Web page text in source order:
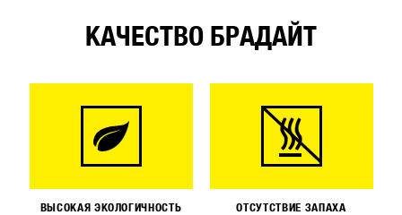
КАЧЕСТВО БРАДАЙТ
ВЫСОКАЯ ЭКОЛОГИЧНОСТЬ ОТСУТСТВИЕ ЗАПАХА